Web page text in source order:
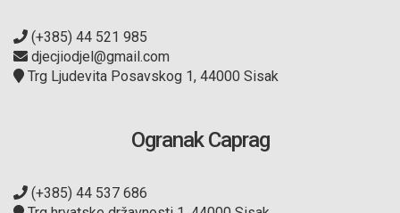
(+385) 44 521 985
djecjiodjel@gmail.com
Trg Ljudevita Posavskog 1, 44000 Sisak
Ogranak Caprag
(+385) 44 537 686